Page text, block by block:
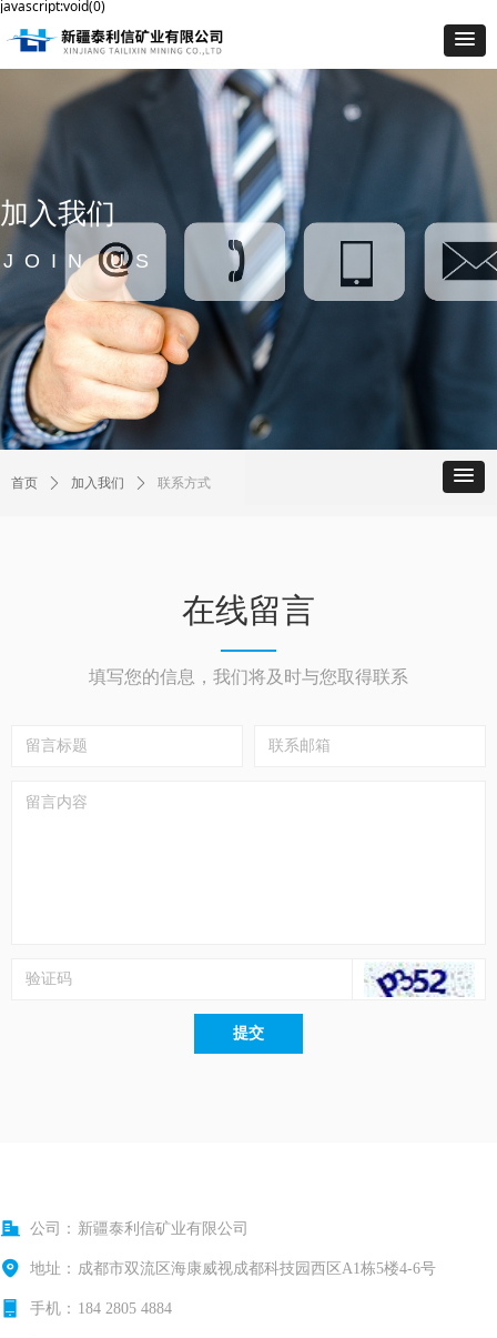
javascript:void(0)
在线留言
填写您的信息，我们将及时与您取得联系
提交
公司： 新疆泰利信矿业有限公司
地址： 成都市双流区海康威视成都科技园西区A1栋5楼4-6号
手机： 184 2805 4884
首页 ꄲ 加入我们 ꄲ 联系方式
加入我们
JOIN US